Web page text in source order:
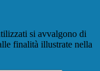
si avvalgono di
finalità illustrate nella